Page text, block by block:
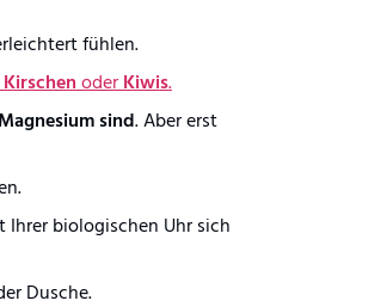
fühlen.
KirschenoderKiwis.
sind. Aber erst
biologischen Uhr sich
Dusche.